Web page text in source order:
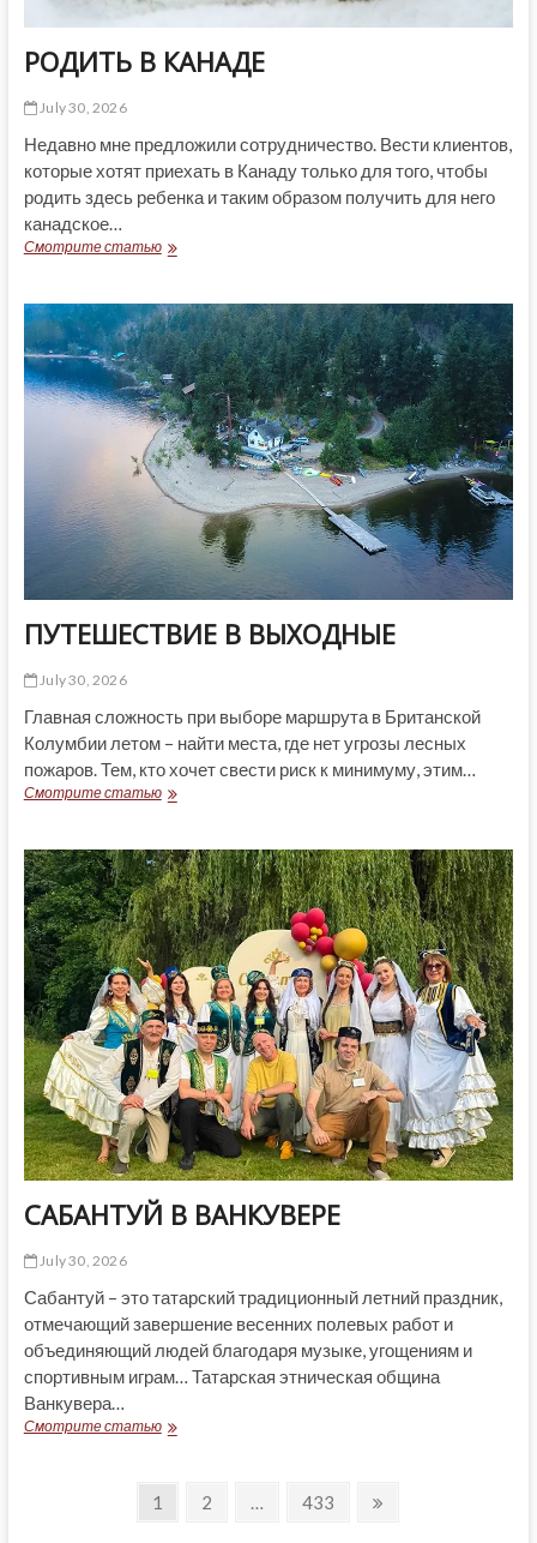
РОДИТЬ В КАНАДЕ
July 30, 2026
Недавно мне предложили сотрудничество. Вести клиентов,
которые хотят приехать в Канаду только для того, чтобы
родить здесь ребенка и таким образом получить для него
канадское…
Смотрите статьюРОДИТЬ
ПУТЕШЕСТВИЕ В ВЫХОДНЫЕ
July 30, 2026
Главная сложность при выборе маршрута в Британской
Колумбии летом – найти места, где нет угрозы лесных
пожаров. Тем, кто хочет свести риск к минимуму, этим…
Смотрите статьюПУТЕШЕСТВИЕ
САБАНТУЙ В ВАНКУВЕРЕ
July 30, 2026
Сабантуй – это татарский традиционный летний праздник,
отмечающий завершение весенних полевых работ и
объединяющий людей благодаря музыке, угощениям и
спортивным играм… Татарская этническая община
Ванкувера…
Смотрите статьюСАБАНТУЙ
Page
1 Page
2 … Page
433